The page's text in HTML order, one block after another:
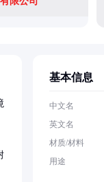
基本信息
中文名
英文名
材质/材料
用途